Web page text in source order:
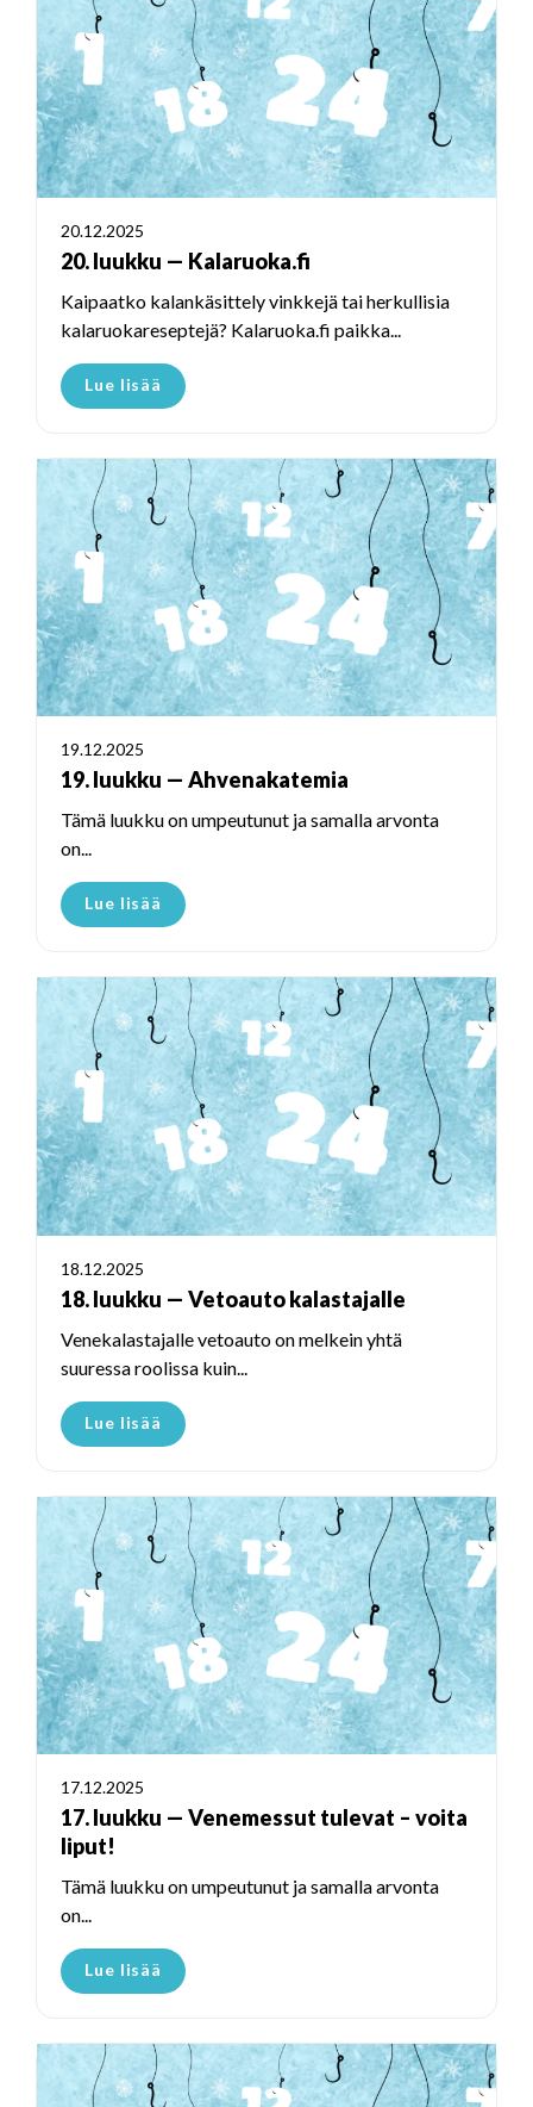
20.12.2025
20. luukku — Kalaruoka.fi
Kaipaatko kalankäsittely vinkkejä tai herkullisia
kalaruokareseptejä? Kalaruoka.fi paikka...
Lue lisää
19.12.2025
19. luukku — Ahvenakatemia
Tämä luukku on umpeutunut ja samalla arvonta
on...
Lue lisää
18.12.2025
18. luukku — Vetoauto kalastajalle
Venekalastajalle vetoauto on melkein yhtä
suuressa roolissa kuin...
Lue lisää
17.12.2025
17. luukku — Venemessut tulevat – voita
liput!
Tämä luukku on umpeutunut ja samalla arvonta
on...
Lue lisää